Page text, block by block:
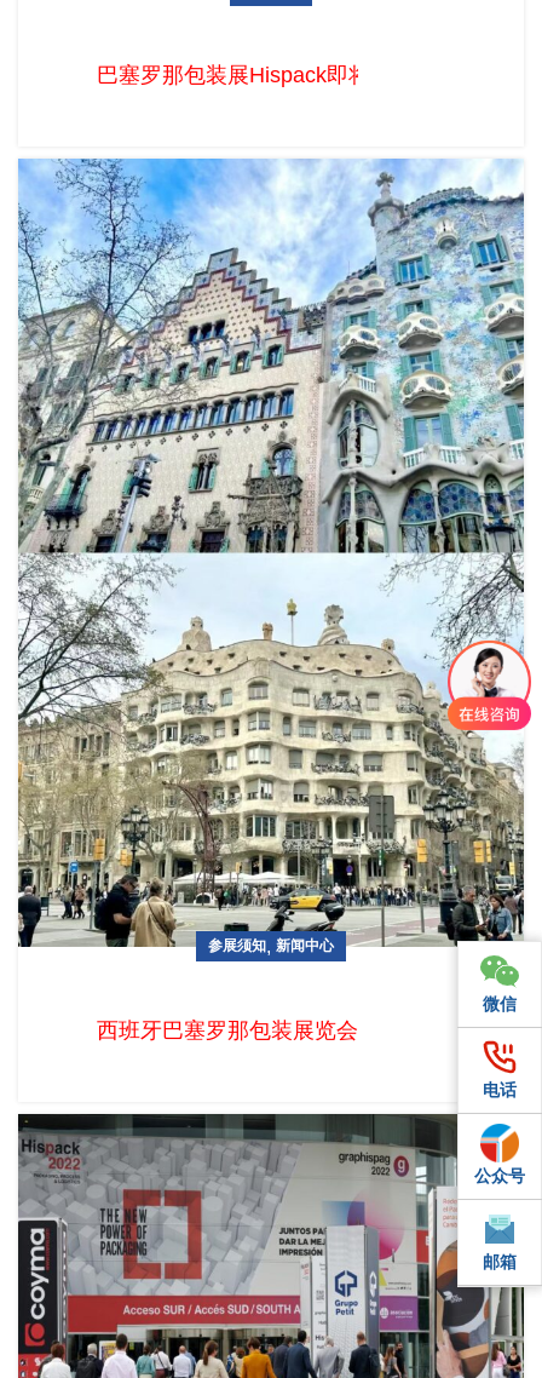
巴塞罗那包装展Hispack即将开展啦 西班牙
参展须知, 新闻中心
西班牙巴塞罗那包装展览会（Hispack）2024
微信
电话
QQ
邮箱
微信
电话
公众号
邮箱